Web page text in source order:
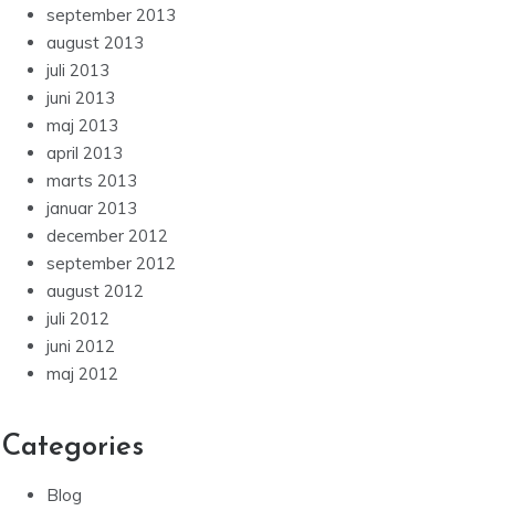
september 2013
august 2013
juli 2013
juni 2013
maj 2013
april 2013
marts 2013
januar 2013
december 2012
september 2012
august 2012
juli 2012
juni 2012
maj 2012
Categories
Blog